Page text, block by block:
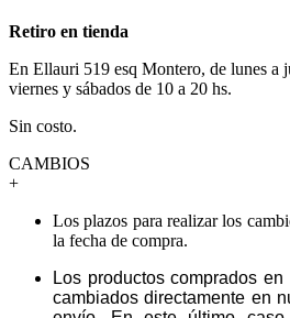
Retiro en tienda
En Ellauri 519 esq Montero, de lunes a
viernes y sábados de 10 a 20 hs.
Sin costo.
CAMBIOS
+
Los plazos para realizar los
la fecha de compra.
Los productos comprados
cambiados directamente en